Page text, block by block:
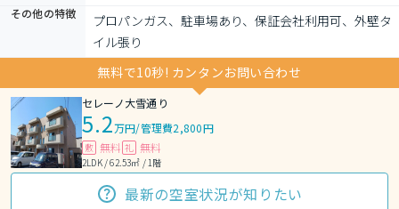
その他の特徴
プロパンガス、駐車場あり、保証会社利用可、外壁タ
イル張り
無料で10秒! カンタンお問い合わせ
セレーノ大雪通り
5.2万円/管理費2,800円
敷 無料 礼 無料
2LDK / 62.53㎡ / 1階
最新の空室状況が知りたい